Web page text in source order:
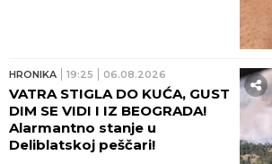
HRONIKA 19:25 06.08.2026
VATRA STIGLA DO KUĆA, GUST
DIM SE VIDI I IZ BEOGRADA!
Alarmantno stanje u
Deliblatskoj peščari!